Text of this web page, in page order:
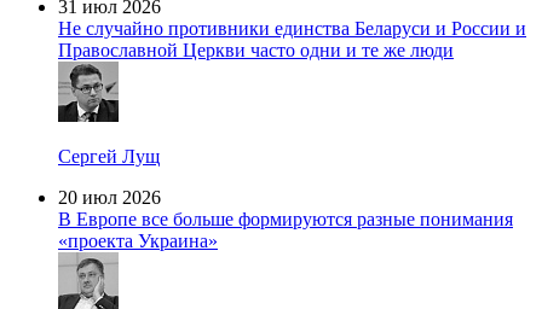
31 июл 2026
Не случайно противники единства Беларуси и России и
Православной Церкви часто одни и те же люди
Сергей Лущ
20 июл 2026
В Европе все больше формируются разные понимания
«проекта Украина»